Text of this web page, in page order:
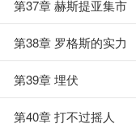
第37章 赫斯提亚集市
第38章 罗格斯的实力
第39章 埋伏
第40章 打不过摇人